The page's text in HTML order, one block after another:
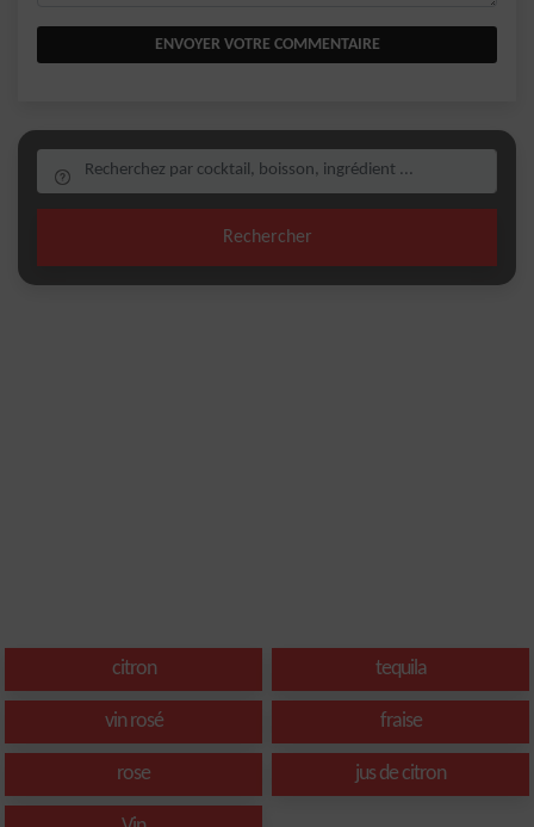
ENVOYER VOTRE COMMENTAIRE
Rechercher
citron tequila
vin rosé fraise
rose jus de citron